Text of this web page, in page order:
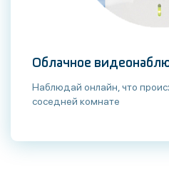
Облачное
Наблюдай онлайн, что
соседней комнате